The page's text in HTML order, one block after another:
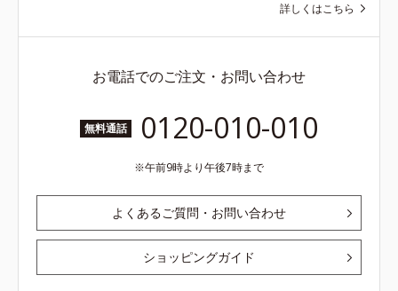
詳しくはこちら
お電話でのご注文・お問い合わせ
無料通話 0120-010-010
午前9時より午後7時まで
よくあるご質問・お問い合わせ
ショッピングガイド